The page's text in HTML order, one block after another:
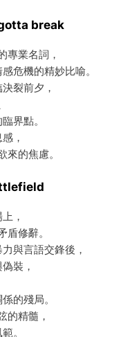
break
專業名詞，
危機的精妙比喻。
裂前夕，
界點。
，
的焦慮。
，
修辭。
與言語交鋒後，
裝，
的殘局。
的精髓，
。